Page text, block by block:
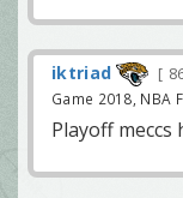
iktriad
Game 2018, NBA
Playoff meccs